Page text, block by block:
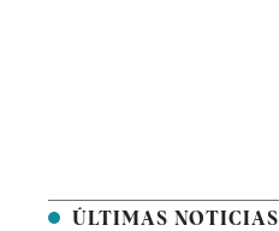
ÚLTIMAS NOTICIAS